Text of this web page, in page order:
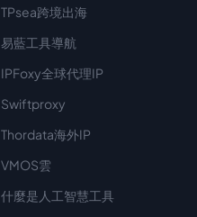
TPsea跨境出海
易藍工具導航
IPFoxy全球代理IP
Swiftproxy
Thordata海外IP
VMOS雲
什麼是人工智慧工具